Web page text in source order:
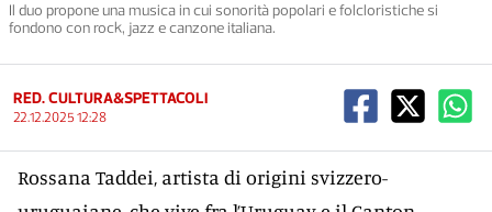
Il duo propone una musica in cui sonorità popolari e folcloristiche si
fondono con rock, jazz e canzone italiana.
RED. CULTURA&SPETTACOLI
22.12.2025 12:28
Rossana Taddei, artista di origini svizzero-